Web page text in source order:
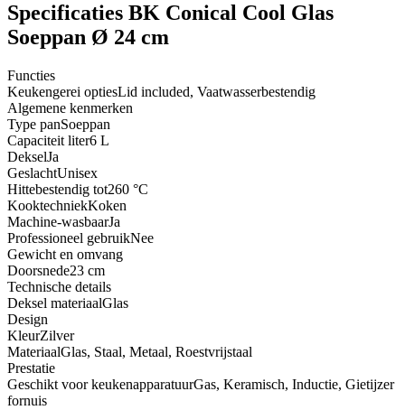
Specificaties BK Conical Cool Glas
Soeppan Ø 24 cm
Functies
Keukengerei optiesLid included, Vaatwasserbestendig
Algemene kenmerken
Type panSoeppan
Capaciteit liter6 L
DekselJa
GeslachtUnisex
Hittebestendig tot260 °C
KooktechniekKoken
Machine-wasbaarJa
Professioneel gebruikNee
Gewicht en omvang
Doorsnede23 cm
Technische details
Deksel materiaalGlas
Design
KleurZilver
MateriaalGlas, Staal, Metaal, Roestvrijstaal
Prestatie
Geschikt voor keukenapparatuurGas, Keramisch, Inductie, Gietijzer
fornuis